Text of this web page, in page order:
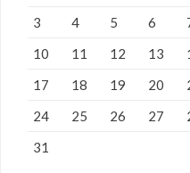
3
4 5 6
10
11 12 13
17
18 19 20
24
25 26 27
31